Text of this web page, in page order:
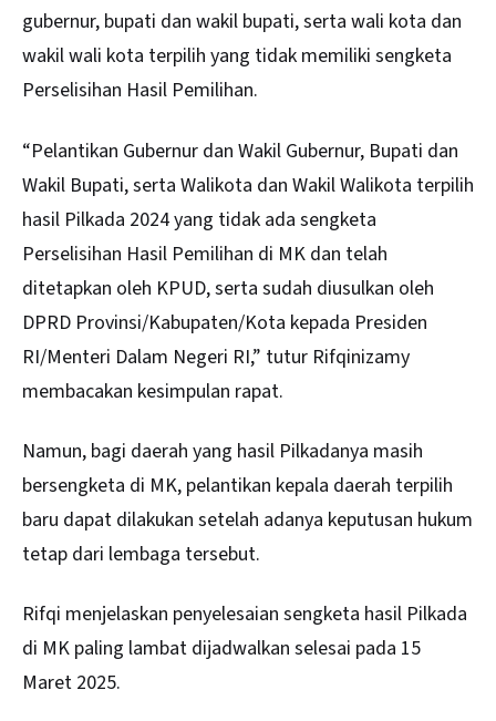
gubernur, bupati dan wakil bupati, serta wali kota dan
wakil wali kota terpilih yang tidak memiliki sengketa
Perselisihan Hasil Pemilihan.
“Pelantikan Gubernur dan Wakil Gubernur, Bupati dan
Wakil Bupati, serta Walikota dan Wakil Walikota terpilih
hasil Pilkada 2024 yang tidak ada sengketa
Perselisihan Hasil Pemilihan di MK dan telah
ditetapkan oleh KPUD, serta sudah diusulkan oleh
DPRD Provinsi/Kabupaten/Kota kepada Presiden
RI/Menteri Dalam Negeri RI,” tutur Rifqinizamy
membacakan kesimpulan rapat.
Namun, bagi daerah yang hasil Pilkadanya masih
bersengketa di MK, pelantikan kepala daerah terpilih
baru dapat dilakukan setelah adanya keputusan hukum
tetap dari lembaga tersebut.
Rifqi menjelaskan penyelesaian sengketa hasil Pilkada
di MK paling lambat dijadwalkan selesai pada 15
Maret 2025.